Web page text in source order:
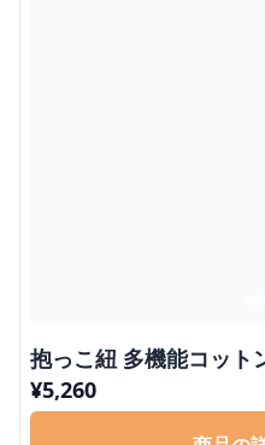
抱っこ紐 多機能コット
¥5,260